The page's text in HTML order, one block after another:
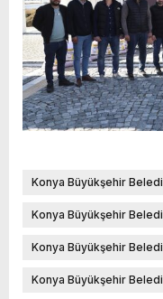
Konya Büyükşehir
Konya Büyükşehir
Konya Büyükşehir
Konya Büyükşehir